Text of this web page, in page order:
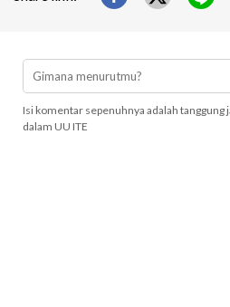
Isi komentar sepenuhnya adalah tanggung
dalam UU ITE